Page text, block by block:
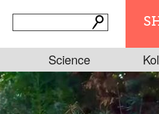
Science